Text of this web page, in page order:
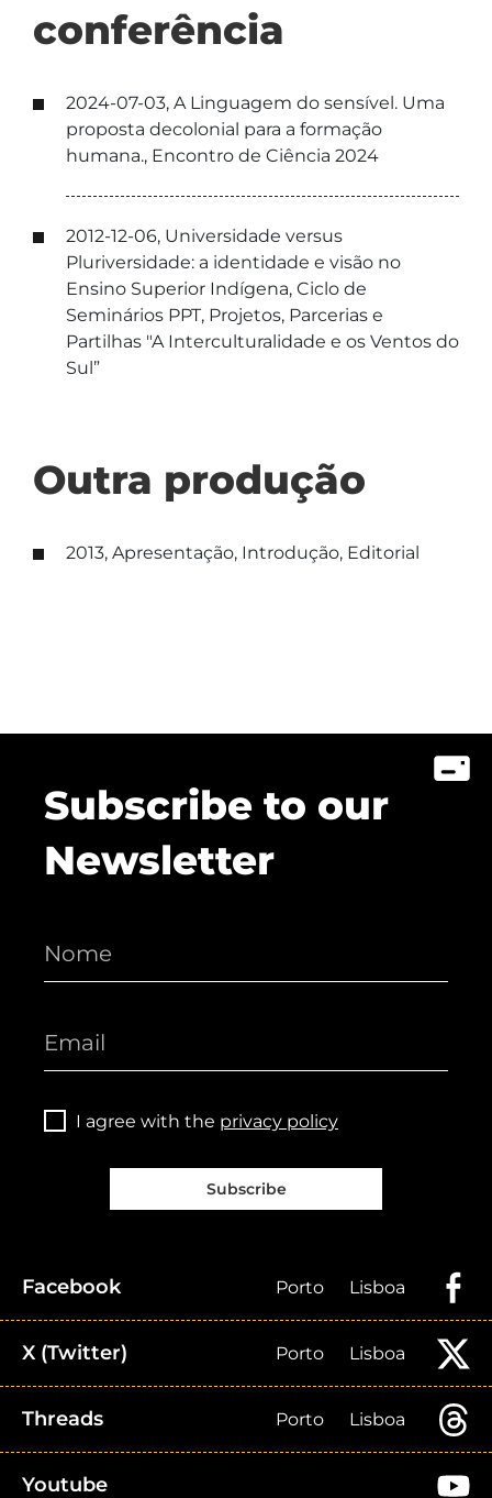
conferência
2024-07-03, A Linguagem do sensível. Uma
proposta decolonial para a formação
humana., Encontro de Ciência 2024
2012-12-06, Universidade versus
Pluriversidade: a identidade e visão no
Ensino Superior Indígena, Ciclo de
Seminários PPT, Projetos, Parcerias e
Partilhas "A Interculturalidade e os Ventos do
Sul”
Outra produção
2013, Apresentação, Introdução, Editorial
Subscribe to our
Newsletter
I agree with the privacy policy
Subscribe
Facebook Porto Lisboa
X (Twitter) Porto Lisboa
Threads Porto Lisboa
Youtube